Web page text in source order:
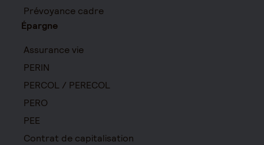
Prévoyance cadre
Épargne
Assurance vie
PERIN
PERCOL / PERECOL
PERO
PEE
Contrat de capitalisation